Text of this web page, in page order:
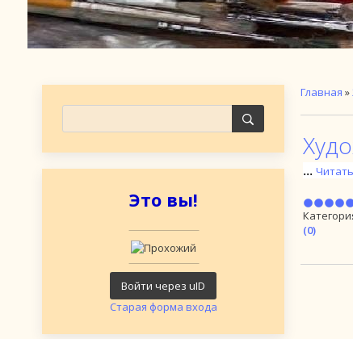
Это вы!
Войти через uID
Старая форма входа
Главная »
...
(0)